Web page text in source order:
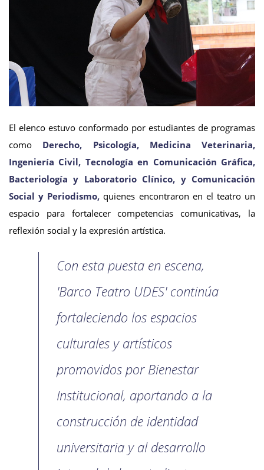
El elenco estuvo conformado por estudiantes de programas
como Derecho, Psicología, Medicina Veterinaria,
Ingeniería Civil, Tecnología en Comunicación Gráfica,
Bacteriología y Laboratorio Clínico, y Comunicación
Social y Periodismo, quienes encontraron en el teatro un
espacio para fortalecer competencias comunicativas, la
reflexión social y la expresión artística.
Con esta puesta en escena,
'Barco Teatro UDES' continúa
fortaleciendo los espacios
culturales y artísticos
promovidos por Bienestar
Institucional, aportando a la
construcción de identidad
universitaria y al desarrollo